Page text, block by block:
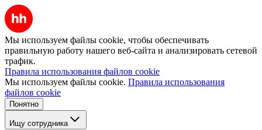
Мы используем файлы cookie, чтобы обеспечивать
правильную работу нашего веб-сайта и анализировать сетевой
трафик.
Правила использования файлов cookie
Мы используем файлы cookie. Правила использования
файлов cookie
Понятно
Ищу сотрудника